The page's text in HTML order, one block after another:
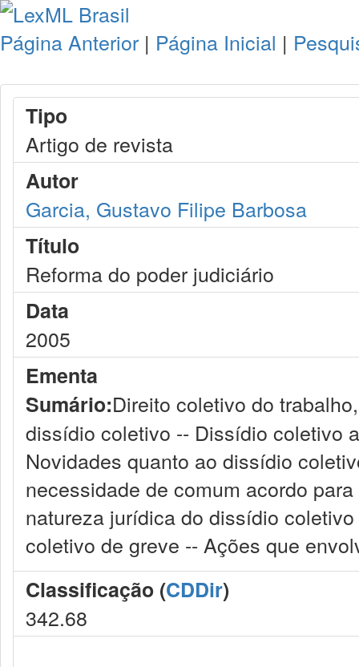
Página Anterior | Página Inicial |
Tipo
Artigo de revista
Autor
Garcia, Gustavo Filipe Barbosa
Título
Reforma do poder judiciário
Data
2005
Ementa
Sumário:Direito coletivo do
dissídio coletivo -- Dissídio coletivo
Novidades quanto ao dissídio
necessidade de comum acordo
natureza jurídica do dissídio
coletivo de greve -- Ações que
Classificação (CDDir)
342.68